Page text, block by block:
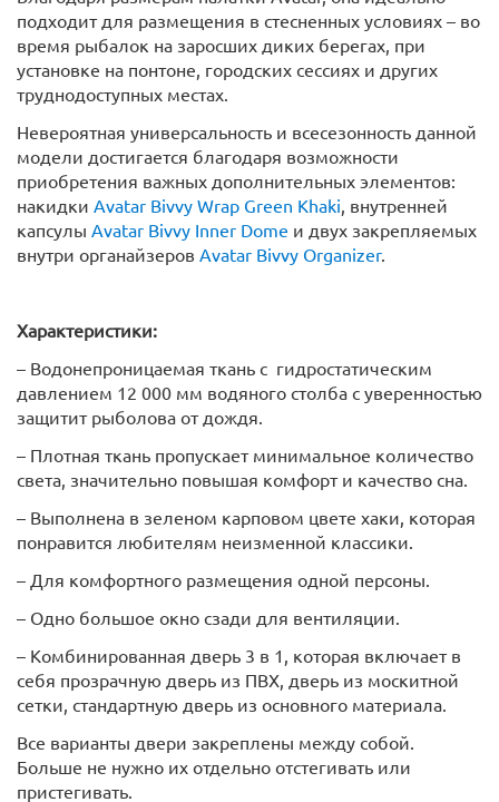
подходит для размещения в стесненных условиях – во
время рыбалок на заросших диких берегах, при
установке на понтоне, городских сессиях и других
труднодоступных местах.
Невероятная универсальность и всесезонность данной
модели достигается благодаря возможности
приобретения важных дополнительных элементов:
накидки Avatar Bivvy Wrap Green Khaki , внутренней
капсулы Avatar Bivvy Inner Dome и двух закрепляемых
внутри органайзеров Avatar Bivvy Organizer.
Характеристики:
– Водонепроницаемая ткань с гидростатическим
давлением 12 000 мм водяного столба с уверенностью
защитит рыболова от дождя.
– Плотная ткань пропускает минимальное количество
света, значительно повышая комфорт и качество сна.
– Выполнена в зеленом карповом цвете хаки, которая
понравится любителям неизменной классики.
– Для комфортного размещения одной персоны.
– Одно большое окно сзади для вентиляции.
– Комбинированная дверь 3 в 1, которая включает в
себя прозрачную дверь из ПВХ, дверь из москитной
сетки, стандартную дверь из основного материала.
Все варианты двери закреплены между собой.
Больше не нужно их отдельно отстегивать или
пристегивать.